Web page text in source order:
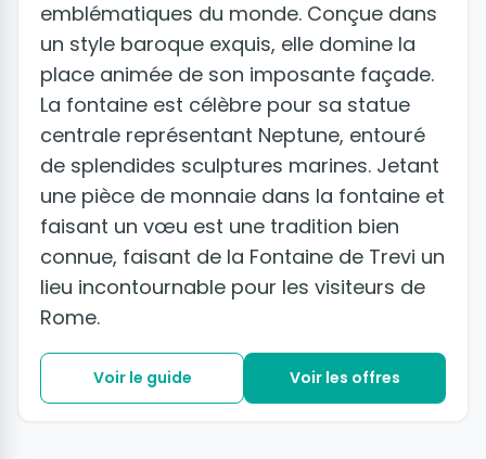
emblématiques du monde. Conçue dans
un style baroque exquis, elle domine la
place animée de son imposante façade.
La fontaine est célèbre pour sa statue
centrale représentant Neptune, entouré
de splendides sculptures marines. Jetant
une pièce de monnaie dans la fontaine et
faisant un vœu est une tradition bien
connue, faisant de la Fontaine de Trevi un
lieu incontournable pour les visiteurs de
Rome.
Voir le guide Voir les offres